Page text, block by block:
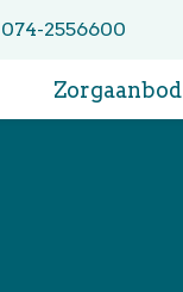
074-2556600
Zorgaanbod